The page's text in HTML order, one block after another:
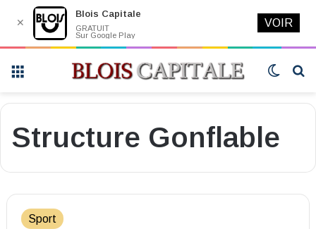
Switch
Structure Gonflable
Sport
✕
Blois Capitale
GRATUIT
Sur Google Play
VOIR